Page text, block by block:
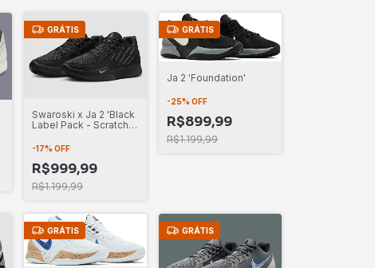
GRÁTIS
Swaroski x Ja 2 'Black
Label Pack - Scratch
-17% OFF
R$999,99
R$1.199,99
GRÁTIS
Ja 2 'Foundation'
-25% OFF
R$899,99
R$1.199,99
GRÁTIS GRÁTIS